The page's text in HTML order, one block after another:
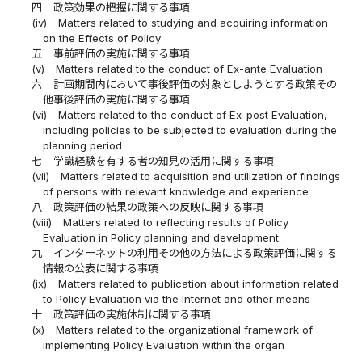
四
政策効果の把握に関する事項
(iv)
Matters related to studying and acquiring information
on the Effects of Policy
五
事前評価の実施に関する事項
(v)
Matters related to the conduct of Ex-ante Evaluation
六
計画期間内において事後評価の対象としようとする政策その
他事後評価の実施に関する事項
(vi)
Matters related to the conduct of Ex-post Evaluation,
including policies to be subjected to evaluation during the
planning period
七
学識経験を有する者の知見の活用に関する事項
(vii)
Matters related to acquisition and utilization of findings
of persons with relevant knowledge and experience
八
政策評価の結果の政策への反映に関する事項
(viii)
Matters related to reflecting results of Policy
Evaluation in Policy planning and development
九
インターネットの利用その他の方法による政策評価に関する
情報の公表に関する事項
(ix)
Matters related to publication about information related
to Policy Evaluation via the Internet and other means
十
政策評価の実施体制に関する事項
(x)
Matters related to the organizational framework of
implementing Policy Evaluation within the organ